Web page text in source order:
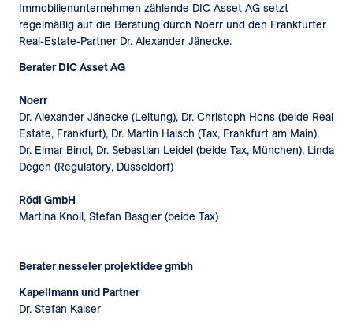
Immobilienunternehmen zählende DIC Asset AG setzt
regelmäßig auf die Beratung durch Noerr und den Frankfurter
Real-Estate-Partner Dr. Alexander Jänecke.
Berater DIC Asset AG
Noerr
Dr. Alexander Jänecke (Leitung), Dr. Christoph Hons (beide Real
Estate, Frankfurt), Dr. Martin Haisch (Tax, Frankfurt am Main),
Dr. Elmar Bindl, Dr. Sebastian Leidel (beide Tax, München), Linda
Degen (Regulatory, Düsseldorf)
Rödl GmbH
Martina Knoll, Stefan Basgier (beide Tax)
Berater nesseler projektidee gmbh
Kapellmann und Partner
Dr. Stefan Kaiser